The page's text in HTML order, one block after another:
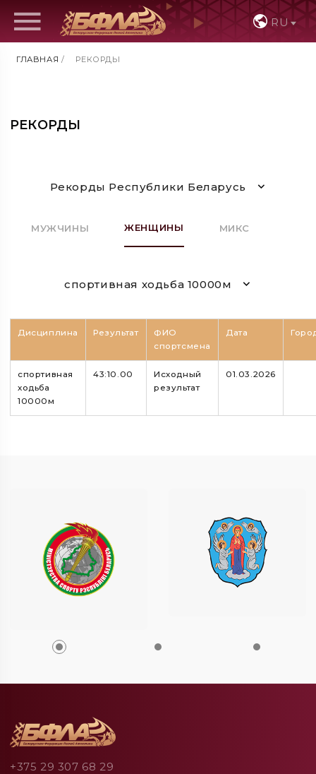
RU
ГЛАВНАЯ / РЕКОРДЫ
РЕКОРДЫ
Рекорды Республики Беларусь
МУЖЧИНЫ ЖЕНЩИНЫ МИКС
спортивная ходьба 10000м
Дисциплина Результат
ФИО
спортсмена
Дата
спортивная
ходьба
10000м
43:10.00
Исходный
результат
01.03.2026
+375 29 307 68 29